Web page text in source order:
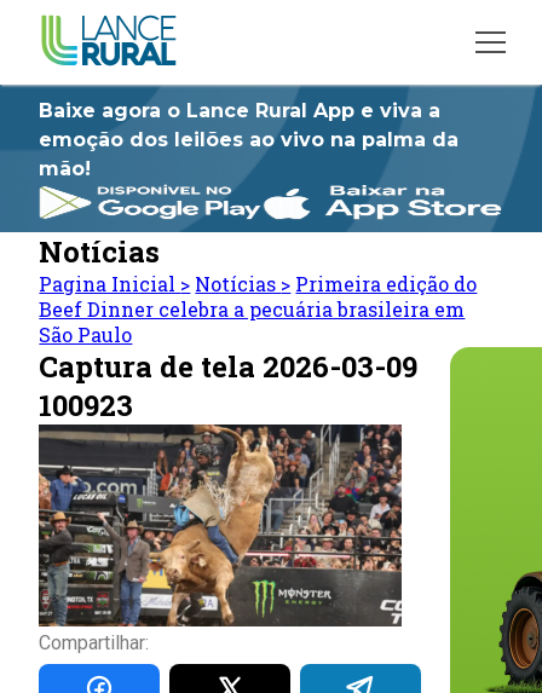
Baixe agora o Lance Rural App e viva a
emoção dos leilões ao vivo na palma da
mão!
Notícias
Pagina Inicial > Notícias > Primeira edição do
Beef Dinner celebra a pecuária brasileira em
São Paulo
Captura de tela 2026-03-09
100923
Compartilhar: